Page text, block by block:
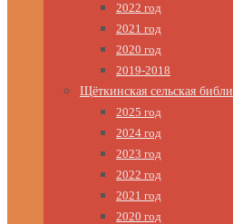
2022 год
2021 год
2020 год
2019-2018
Щёткинская сельская
2025 год
2024 год
2023 год
2022 год
2021 год
2020 год